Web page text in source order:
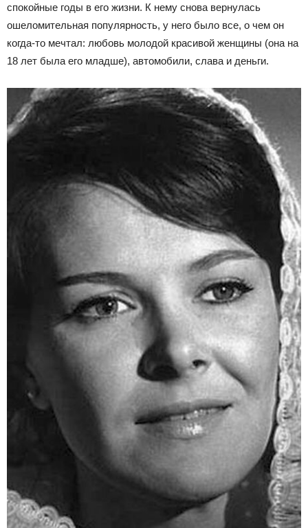
спокойные годы в его жизни. К нему снова вернулась
ошеломительная популярность, у него было все, о чем он
когда-то мечтал: любовь молодой красивой женщины (она на
18 лет была его младше), автомобили, слава и деньги.